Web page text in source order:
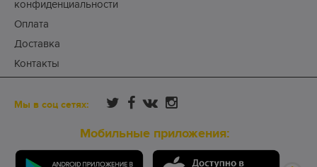
конфиденциальности
Оплата
Доставка
Контакты
Мы в соц сетях:
Мобильные приложения: